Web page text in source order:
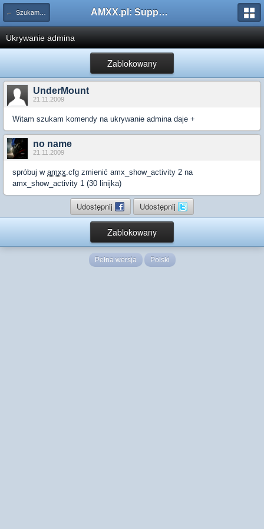
← Szukam pluginu AMXX.pl: Support AMX Mod X i SourceMod
Ukrywanie admina
Zablokowany
UnderMount
21.11.2009
Witam szukam komendy na ukrywanie admina daje +
no name
21.11.2009
spróbuj w amxx.cfg zmienić amx_show_activity 2 na
amx_show_activity 1 (30 linijka)
Udostępnij Udostępnij
Zablokowany
Pełna wersja Polski